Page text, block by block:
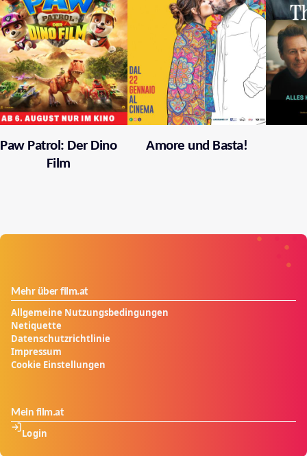
Paw Patrol: Der Dino
Film
Amore und Basta!
Mehr über film.at
Allgemeine Nutzungsbedingungen
Netiquette
Datenschutzrichtlinie
Impressum
Cookie Einstellungen
Mein film.at
Login